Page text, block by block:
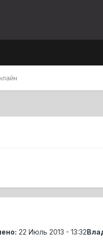
22 Июль 2013 - 13:32